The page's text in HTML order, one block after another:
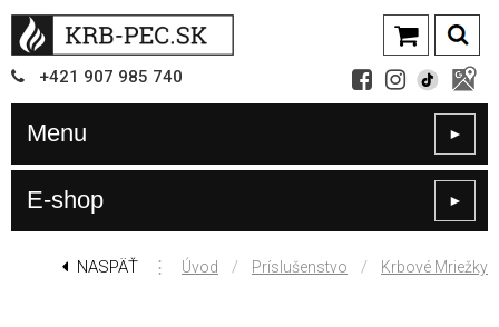
+421 907 985 740
Menu ►
E-shop ►
NASPÄŤ ⋮ Úvod / Príslušenstvo / Krbové Mriežky